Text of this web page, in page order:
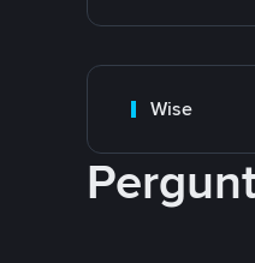
Wise